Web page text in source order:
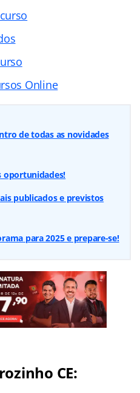
Online
de todas as novidades
oportunidades!
publicados e previstos
para 2025 e prepare-se!
CE: